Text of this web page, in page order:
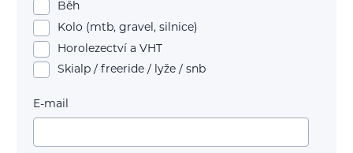
Běh
Kolo (mtb, gravel, silnice)
Horolezectví a VHT
Skialp / freeride / lyže / snb
E-mail